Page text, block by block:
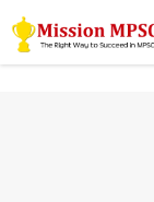
Skip
to